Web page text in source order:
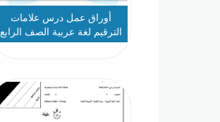
أوراق عمل درس علامات
الترقيم لغة عربية الصف الرابع